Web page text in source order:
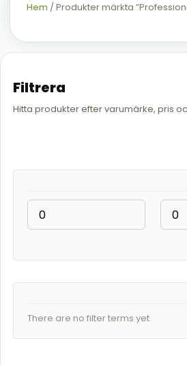
Hem / Produkter märkta
Filtrera
Hitta produkter efter varumärke, pris
There are no filter terms yet